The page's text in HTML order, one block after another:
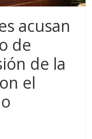
acusan
de
de la
el